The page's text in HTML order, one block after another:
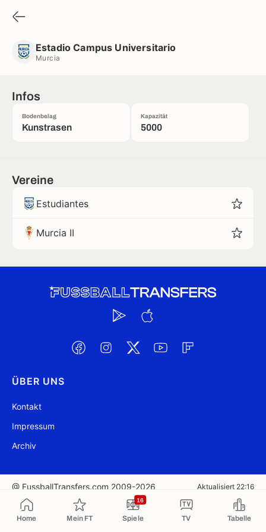
Home Mein FT Spiele
16
TV Tabelle
Estadio Campus Universitario
Murcia
Infos
Bodenbelag
Kunstrasen
Kapazität
5000
Vereine
Estudiantes
Murcia II
ÜBER UNS
Kontakt
Impressum
Archiv
@ FussballTransfers.com 2009-2026 Aktualisiert 22:16
In die Zwischenablage kopiert